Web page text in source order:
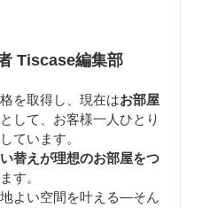
Tiscase編集部
を取得し、現在はお部屋
として、お客様一人ひとり
ています。
替えが理想のお部屋をつ
す。
よい空間を叶える—そん